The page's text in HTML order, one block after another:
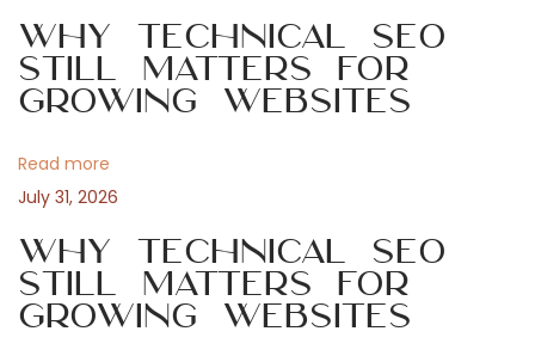
n
a
i
g
a
o
s
t
o
d
c
e
a
n
d
Why Technical SEO
Still Matters for
Growing Websites
Read more
July 31, 2026
Why Technical SEO
Still Matters for
Growing Websites